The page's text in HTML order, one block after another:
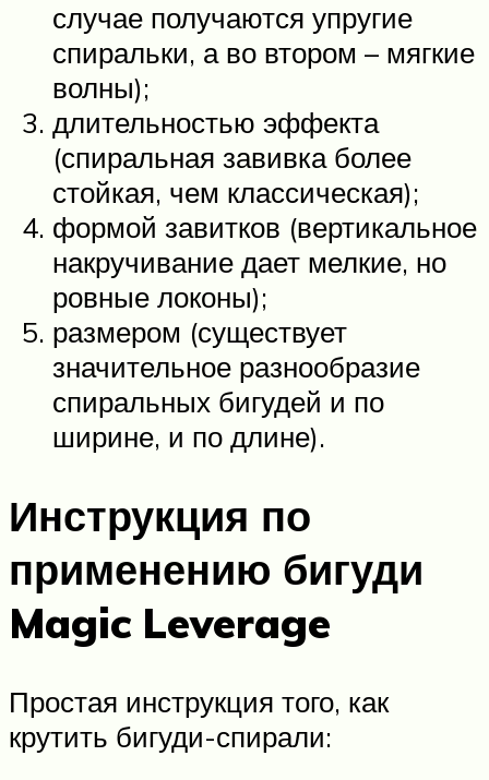
случае получаются упругие
спиральки, а во втором – мягкие
волны);
длительностью эффекта
(спиральная завивка более
стойкая, чем классическая);
формой завитков (вертикальное
накручивание дает мелкие, но
ровные локоны);
размером (существует
значительное разнообразие
спиральных бигудей и по
ширине, и по длине).
Инструкция по
применению бигуди
Magic Leverage
Простая инструкция того, как
крутить бигуди-спирали: